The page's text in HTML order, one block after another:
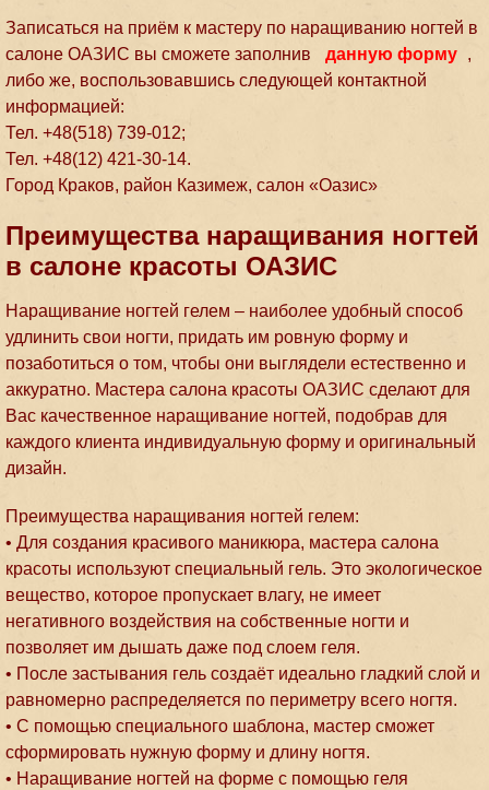
Записаться на приём к мастеру по наращиванию ногтей в
салоне ОАЗИС вы сможете заполнив
данную форму ,
либо же, воспользовавшись следующей контактной
информацией:
Тел. +48(518) 739-012;
Тел. +48(12) 421-30-14.
Город Краков, район Казимеж, салон «Оазис»
Преимущества наращивания ногтей
в салоне красоты ОАЗИС
Наращивание ногтей гелем – наиболее удобный способ
удлинить свои ногти, придать им ровную форму и
позаботиться о том, чтобы они выглядели естественно и
аккуратно. Мастера салона красоты ОАЗИС сделают для
Вас качественное наращивание ногтей, подобрав для
каждого клиента индивидуальную форму и оригинальный
дизайн.
Преимущества наращивания ногтей гелем:
• Для создания красивого маникюра, мастера салона
красоты используют специальный гель. Это экологическое
вещество, которое пропускает влагу, не имеет
негативного воздействия на собственные ногти и
позволяет им дышать даже под слоем геля.
• После застывания гель создаёт идеально гладкий слой и
равномерно распределяется по периметру всего ногтя.
• С помощью специального шаблона, мастер сможет
сформировать нужную форму и длину ногтя.
• Наращивание ногтей на форме с помощью геля